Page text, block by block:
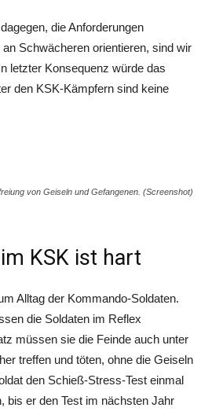
die Anforderungen
Schwächeren orientieren, sind wir
letzter Konsequenz würde das
den KSK-Kämpfern sind keine
von Geiseln und Gefangenen. (Screenshot)
KSK ist hart
Alltag der Kommando-Soldaten.
die Soldaten im Reflex
müssen sie die Feinde auch unter
treffen und töten, ohne die Geiseln
den Schieß-Stress-Test einmal
bis er den Test im nächsten Jahr